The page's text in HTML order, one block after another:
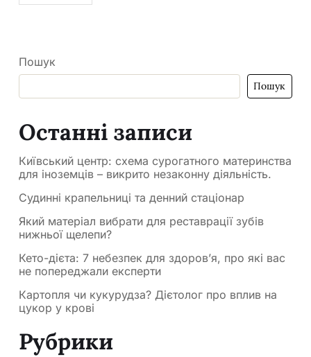
Пошук
Пошук
Останні записи
Київський центр: схема сурогатного материнства
для іноземців – викрито незаконну діяльність.
Судинні крапельниці та денний стаціонар
Який матеріал вибрати для реставрації зубів
нижньої щелепи?
Кето-дієта: 7 небезпек для здоров’я, про які вас
не попереджали експерти
Картопля чи кукурудза? Дієтолог про вплив на
цукор у крові
Рубрики